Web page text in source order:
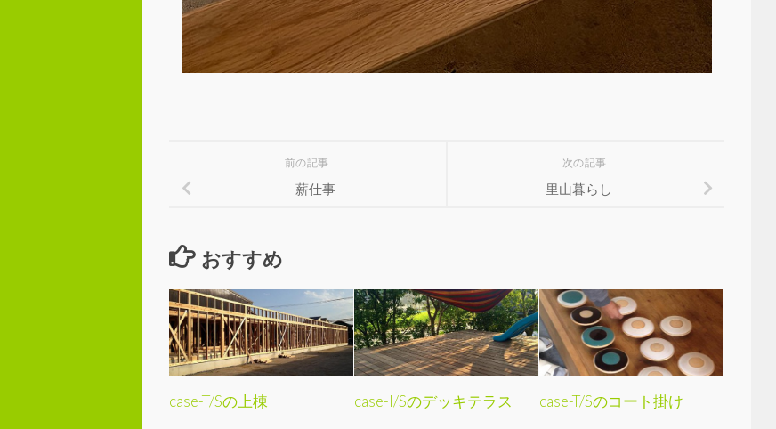
次の記事
里山暮らし
前の記事
薪仕事
おすすめ
case-T/Sの上棟 case-I/Sのデッキテラス case-T/Sのコート掛け